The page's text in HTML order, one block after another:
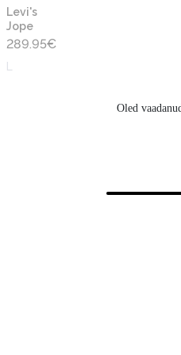
Levi's
Jope
289.95€
Oled